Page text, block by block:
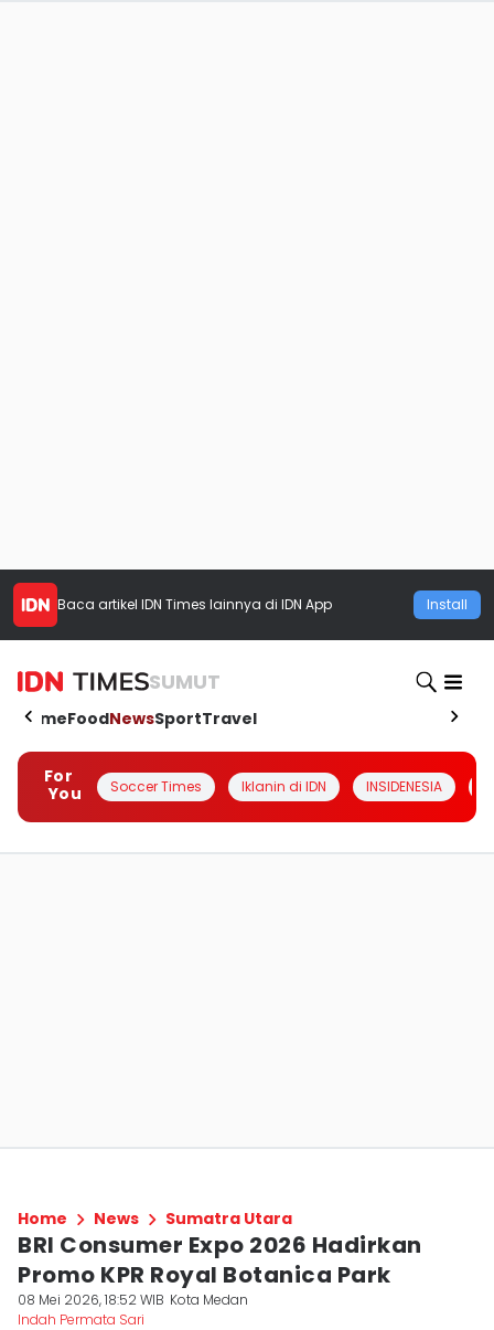
Baca artikel IDN Times lainnya di IDN App Install
SUMUT
HomeFoodNewsSportTravel
For
You
Soccer Times Iklanin di IDN INSIDENESIA
Home News Sumatra Utara
BRI Consumer Expo 2026 Hadirkan
Promo KPR Royal Botanica Park
08 Mei 2026, 18:52 WIB Kota Medan
Indah Permata Sari